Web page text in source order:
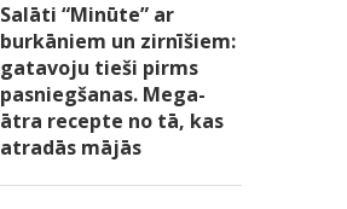
Salāti “Minūte” ar
burkāniem un zirnīšiem:
gatavoju tieši pirms
pasniegšanas. Mega-
ātra recepte no tā, kas
atradās mājās